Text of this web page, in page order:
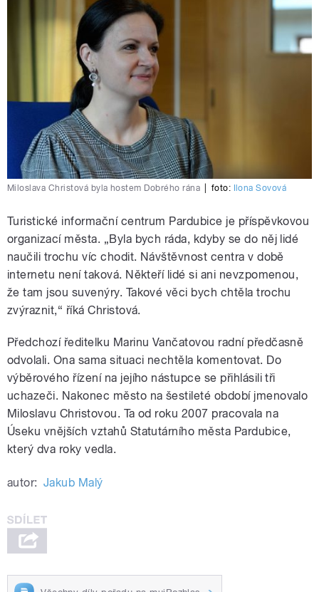
Miloslava Christová byla hostem Dobrého rána foto: Ilona Sovová
Turistické informační centrum Pardubice je příspěvkovou
organizací města. „Byla bych ráda, kdyby se do něj lidé
naučili trochu víc chodit. Návštěvnost centra v době
internetu není taková. Někteří lidé si ani nevzpomenou,
že tam jsou suvenýry. Takové věci bych chtěla trochu
zvýraznit,“ říká Christová.
Předchozí ředitelku Marinu Vančatovou radní předčasně
odvolali. Ona sama situaci nechtěla komentovat. Do
výběrového řízení na jejího nástupce se přihlásili tři
uchazeči. Nakonec město na šestileté období jmenovalo
Miloslavu Christovou. Ta od roku 2007 pracovala na
Úseku vnějších vztahů Statutárního města Pardubice,
který dva roky vedla.
autor: Jakub Malý